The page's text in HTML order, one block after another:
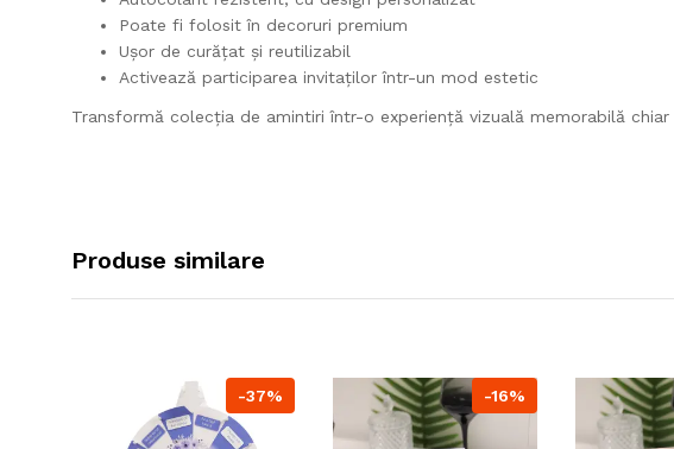
Poate fi folosit în decoruri premium
Ușor de curățat și reutilizabil
Activează participarea invitaților într-un mod estetic
Transformă colecția de amintiri într-o experiență vizuală memorabilă chiar
Produse similare
-37% -16%